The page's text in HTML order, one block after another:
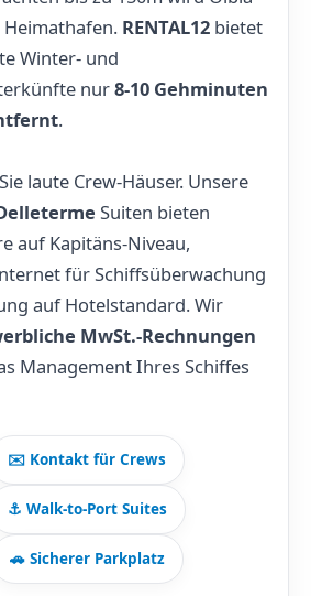
RENTAL12bietet
Winter- und
nur8-10 Gehminuten
.
laute Crew-Häuser. Unsere
Suiten bieten
auf Kapitäns-Niveau,
für Schiffsüberwachung
auf Hotelstandard. Wir
MwSt.-Rechnungen
Management Ihres Schiffes
✉️ Kontakt für Crews
⚓ Walk-to-Port Suites
🚗 Sicherer Parkplatz